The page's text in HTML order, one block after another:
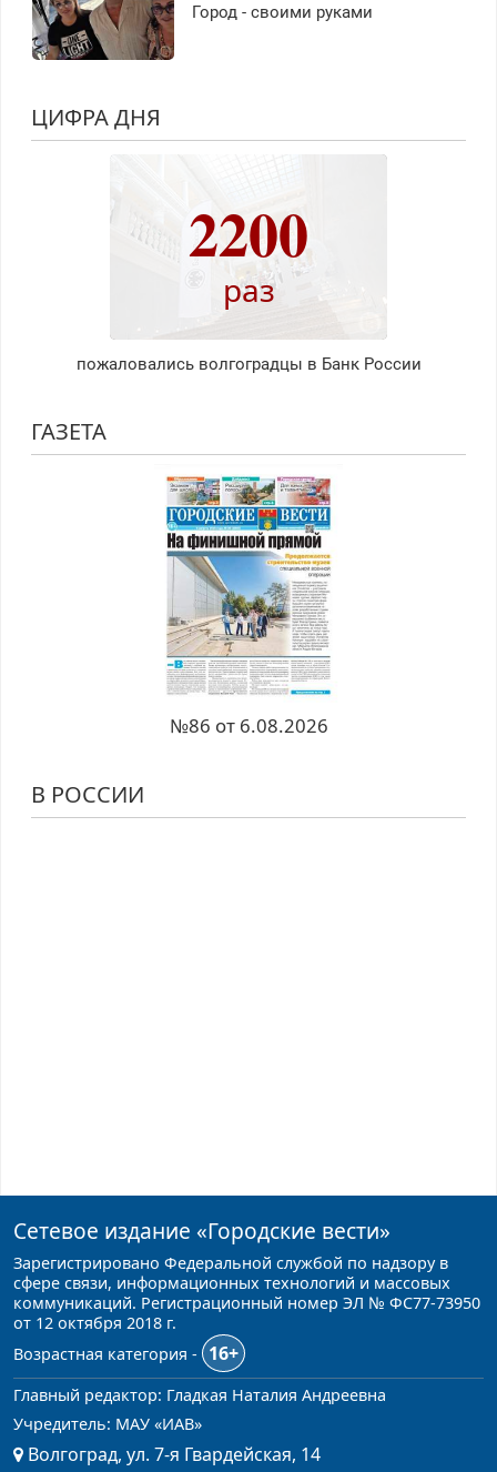
Город - своими руками
ЦИФРА ДНЯ
2200
раз
пожаловались волгоградцы в Банк России
ГАЗЕТА
№86 от 6.08.2026
В РОССИИ
Сетевое издание «Городские вести»
Зарегистрировано Федеральной службой по надзору в
сфере связи, информационных технологий и массовых
коммуникаций. Регистрационный номер ЭЛ № ФС77-73950
от 12 октября 2018 г.
Возрастная категория -
16+
Главный редактор: Гладкая Наталия Андреевна
Учредитель: МАУ «ИАВ»
Волгоград, ул. 7-я Гвардейская, 14